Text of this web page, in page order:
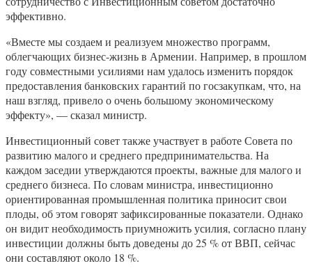
эффективно.
«Вместе мы создаем и реализуем множество программ,
облегчающих бизнес-жизнь в Армении. Например, в прошлом
году совместными усилиями нам удалось изменить порядок
предоставления банковских гарантий по госзакупкам, что, на
наш взгляд, привело о очень большому экономическому
эффекту», — сказал министр.
Инвестиционный совет также участвует в работе Совета по
развитию малого и среднего предпринимательства. На
каждом заседии утверждаются проекты, важные для малого и
среднего бизнеса. По словам министра, инвестиционно
ориентированная промышленная политика приносит свои
плоды, об этом говорят зафиксированные показатели. Однако
он видит необходимость приумножить усилия, согласно плану
инвестиции должны быть доведены до 25 % от ВВП, сейчас
они составляют около 18 %.